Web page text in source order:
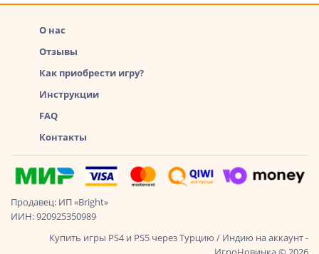
О нас
Отзывы
Как приобрести игру?
Инструкции
FAQ
Контакты
Продавец: ИП «Bright»
ИИН: 920925350989
Купить игры PS4 и PS5 через Турцию / Индию на аккаунт -